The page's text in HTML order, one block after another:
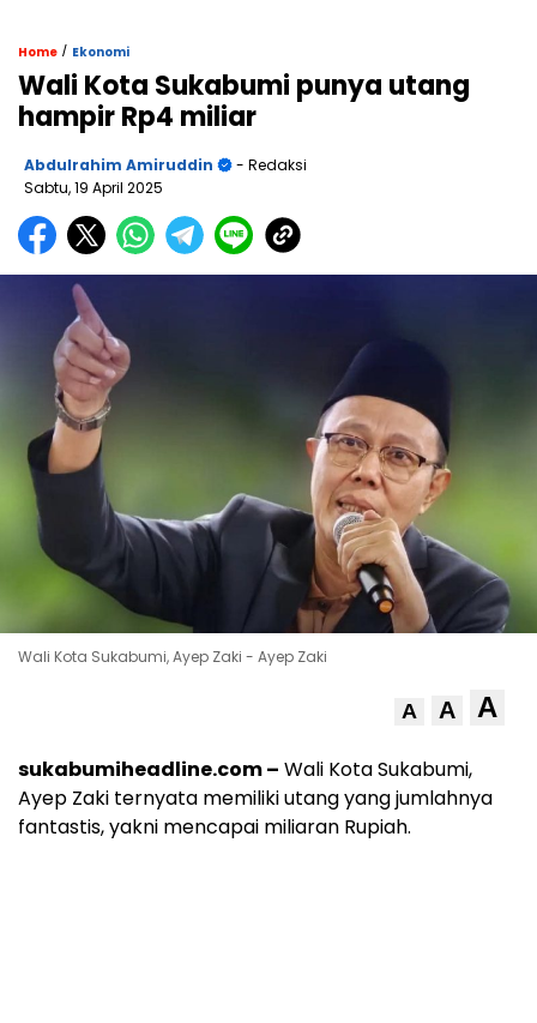
Home / Ekonomi
Wali Kota Sukabumi punya utang
hampir Rp4 miliar
Abdulrahim Amiruddin
- Redaksi
Sabtu, 19 April 2025
Wali Kota Sukabumi, Ayep Zaki - Ayep Zaki
A A A
sukabumiheadline.com – Wali Kota Sukabumi,
Ayep Zaki ternyata memiliki utang yang jumlahnya
fantastis, yakni mencapai miliaran Rupiah.